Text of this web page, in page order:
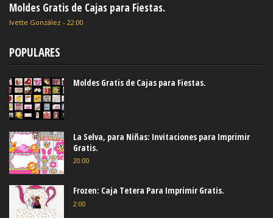
Moldes Gratis de Cajas para Fiestas.
Ivette González - 22:00
POPULARES
Moldes Gratis de Cajas para Fiestas.
La Selva, para Niñas: Invitaciones para Imprimir
Gratis.
20:00
Frozen: Caja Tetera Para Imprimir Gratis.
2:00